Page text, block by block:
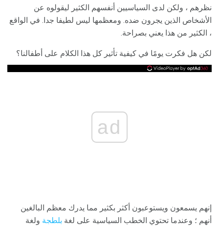
نظرهم ، ولكن لدى السياسيين أنفسهم الكثير ليقولوه عن
الأشخاص الذين يجرون ضده. ومعظمها ليس لطيفا جدا. في الواقع
، الكثير من هذا يعني بصراحة.
لكن هل فكرت يومًا في كيفية تأثير كل هذا الكلام على أطفالنا؟
ad
إنهم يسمعون ويستوعبون أكثر بكثير مما يدرك معظم البالغين
أنهم ؛ وعندما تحتوي الخطب السياسية على لغة بلطجة ولغة